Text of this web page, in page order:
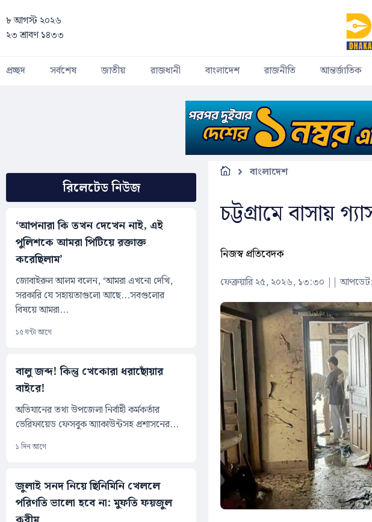
৮ আগস্ট ২০২৬
২৩ শ্রাবণ ১৪৩৩
প্রচ্ছদ সর্বশেষ জাতীয় রাজধানী বাংলাদেশ রাজনীতি আন্তর্জাতিক
রিলেটেড নিউজ
‘আপনারা কি তখন দেখেন নাই, এই
পুলিশকে আমরা পিটিয়ে রক্তাক্ত
করেছিলাম’
জোবাইরুল আলম বলেন, ‘আমরা এখনো দেখি,
সরকারি যে সহায়তাগুলো আছে...সবগুলোর
বিষয়ে আমরা...
১৫ ঘন্টা আগে
বালু জব্দ! কিন্তু খেকোরা ধরাছোঁয়ার
বাইরে!
অভিযানের তথ্য উপজেলা নির্বাহী কর্মকর্তার
ভেরিফায়েড ফেসবুক অ্যাকাউন্টসহ প্রশাসনের...
১ দিন আগে
জুলাই সনদ নিয়ে ছিনিমিনি খেললে
পরিণতি ভালো হবে না: মুফতি ফয়জুল
বাংলাদেশ
চট্টগ্রামে বাসায়
নিজস্ব প্রতিবেদক
ফেব্রুয়ারি ২৫, ২০২৬, ১৩:৩০ ||আপডেট: